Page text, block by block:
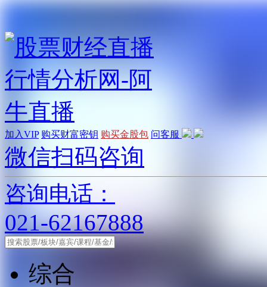
加入VIP 购买财富密钥 购买金股包 问客服
微信扫码咨询
咨询电话：
021-62167888
综合